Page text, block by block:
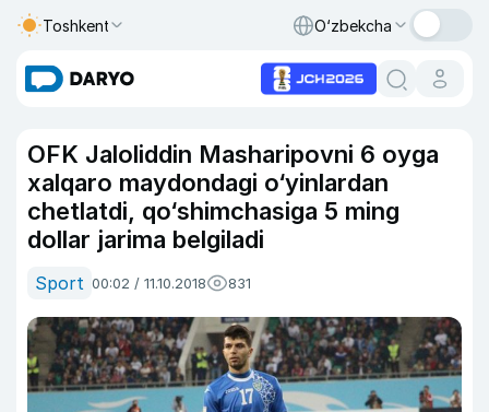
Toshkent O‘zbekcha
OFK Jaloliddin Masharipovni 6 oyga
xalqaro maydondagi o‘yinlardan
chetlatdi, qo‘shimchasiga 5 ming
dollar jarima belgiladi
Sport 00:02 / 11.10.2018 831